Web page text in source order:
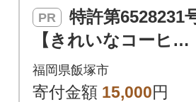
PR
【きれいなコーヒ
ー】ドリップバッグ7
種セット(合計105袋)
福岡県飯塚市
寄付金額 15,000円